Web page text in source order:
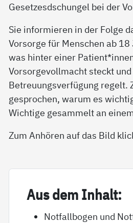
Gesetzesdschungel bei der
Sie informieren in der Folge
Vorsorge für Menschen ab
was hinter einer
Vorsorgevollmacht steckt
Betreuungsverfügung regelt.
gesprochen, warum es
Wichtige gesammelt an
Zum Anhören auf das Bild
Aus dem In­halt:
Notfallbogen und